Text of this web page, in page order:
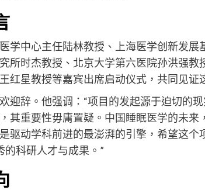
学中心主任陆林教授、上海医学创新发展
所时杰教授、北京大学第六医院孙洪强教
红星教授等嘉宾出席启动仪式，共同见证
迎辞。他强调：“项目的发起源于迫切的
其重要性毋庸置疑。中国睡眠医学的未来
驱动学科前进的最澎湃的引擎，希望这个
的科研人才与成果。”